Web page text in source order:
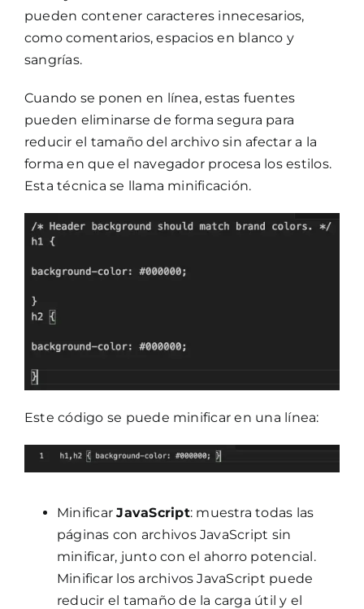
pueden contener caracteres innecesarios,
como comentarios, espacios en blanco y
sangrías.
Cuando se ponen en línea, estas fuentes
pueden eliminarse de forma segura para
reducir el tamaño del archivo sin afectar a la
forma en que el navegador procesa los estilos.
Esta técnica se llama minificación.
Este código se puede minificar en una línea:
MinificarJavaScript: muestra todas las
páginas con archivos JavaScript sin
minificar, junto con el ahorro potencial.
Minificar los archivos JavaScript puede
reducir el tamaño de la carga útil y el